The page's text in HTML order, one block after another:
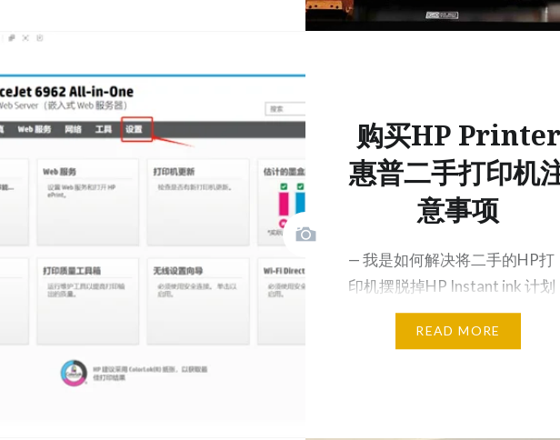
购买HP Printer
惠普二手打印机
意事项
— 我是如何解决将二手的HP打
印机摆脱掉HP Instant ink 计划
的 — 惠普…
READ MORE